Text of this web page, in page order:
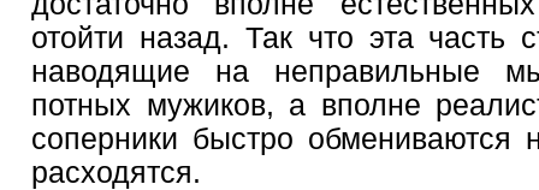
отойти назад. Так что эта часть
наводящие на неправильные
потных мужиков, а вполне
соперники быстро обмениваются
расходятся.